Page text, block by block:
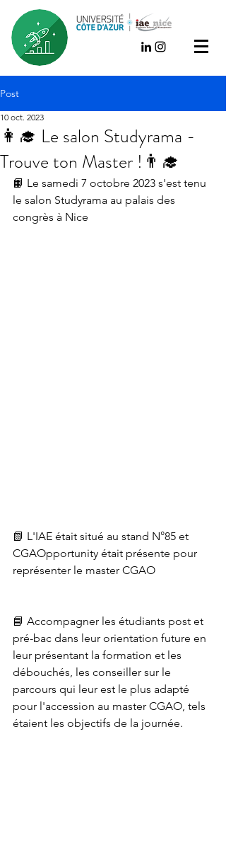
Post
👩‍🎓 Le salon Studyrama -
Trouve ton Master !👨‍🎓
10 oct. 2023
📙 Le samedi 7 octobre 2023 s'est tenu
le salon Studyrama au palais des
congrès à Nice
📗 L'IAE était situé au stand N°85 et
CGAOpportunity était présente pour
représenter le master CGAO
📘 Accompagner les étudiants post et
pré-bac dans leur orientation future en
leur présentant la formation et les
débouchés, les conseiller sur le
parcours qui leur est le plus adapté
pour l'accession au master CGAO, tels
étaient les objectifs de la journée.